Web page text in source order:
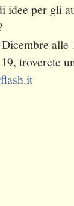
idee per gli
Dicembre
troverete